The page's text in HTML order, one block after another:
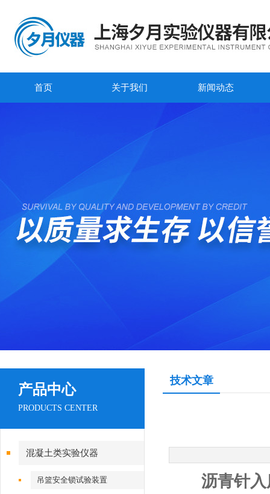
首页 关于我们 新闻动态
技术文章
沥青针
产品中心
PRODUCTS CENTER
混凝土类实验仪器
吊篮安全锁试验装置